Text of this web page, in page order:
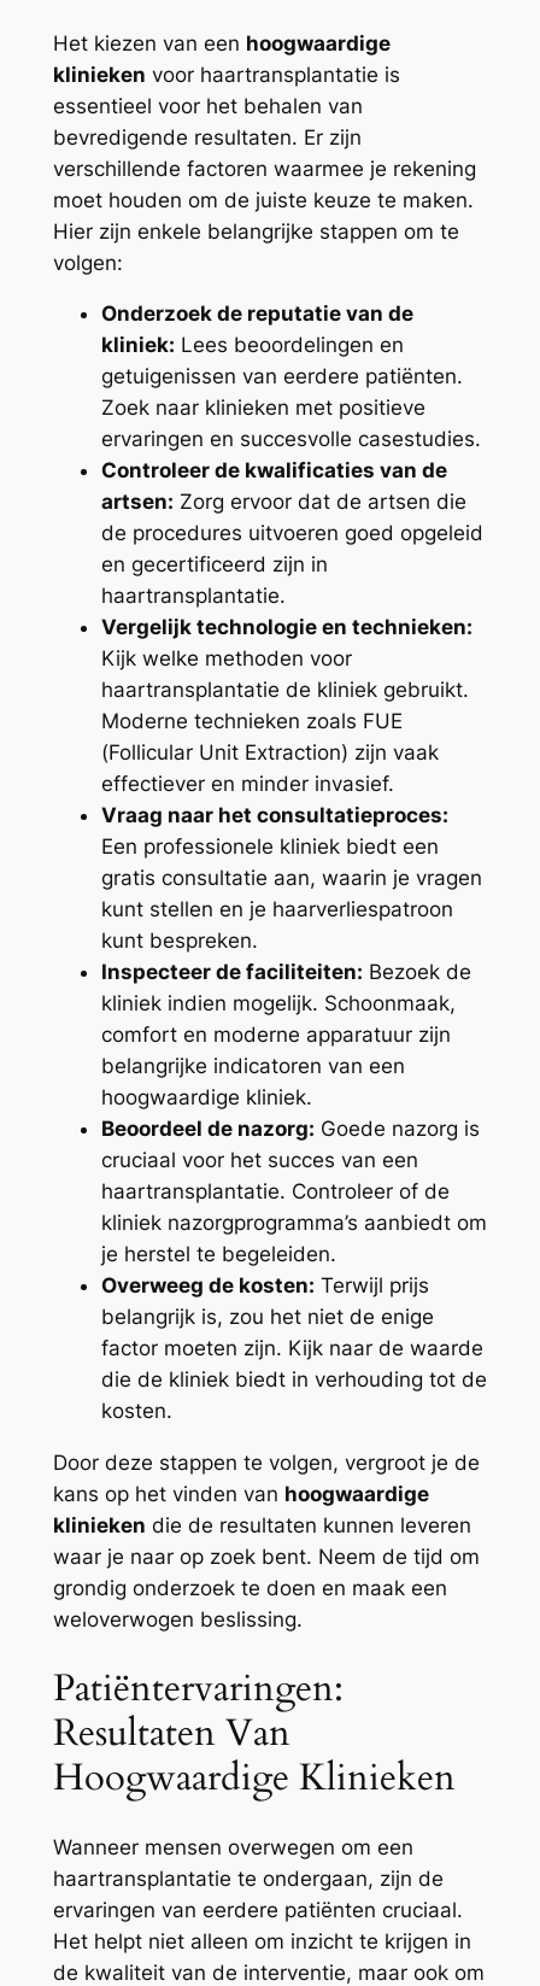
Het kiezen van een hoogwaardige
klinieken voor haartransplantatie is
essentieel voor het behalen van
bevredigende resultaten. Er zijn
verschillende factoren waarmee je rekening
moet houden om de juiste keuze te maken.
Hier zijn enkele belangrijke stappen om te
volgen:
Onderzoek de reputatie van de
kliniek: Lees beoordelingen en
getuigenissen van eerdere patiënten.
Zoek naar klinieken met positieve
ervaringen en succesvolle casestudies.
Controleer de kwalificaties van de
artsen: Zorg ervoor dat de artsen die
de procedures uitvoeren goed opgeleid
en gecertificeerd zijn in
haartransplantatie.
Vergelijk technologie en technieken:
Kijk welke methoden voor
haartransplantatie de kliniek gebruikt.
Moderne technieken zoals FUE
(Follicular Unit Extraction) zijn vaak
effectiever en minder invasief.
Vraag naar het consultatieproces:
Een professionele kliniek biedt een
gratis consultatie aan, waarin je vragen
kunt stellen en je haarverliespatroon
kunt bespreken.
Inspecteer de faciliteiten: Bezoek de
kliniek indien mogelijk. Schoonmaak,
comfort en moderne apparatuur zijn
belangrijke indicatoren van een
hoogwaardige kliniek.
Beoordeel de nazorg: Goede nazorg is
cruciaal voor het succes van een
haartransplantatie. Controleer of de
kliniek nazorgprogramma’s aanbiedt om
je herstel te begeleiden.
Overweeg de kosten: Terwijl prijs
belangrijk is, zou het niet de enige
factor moeten zijn. Kijk naar de waarde
die de kliniek biedt in verhouding tot de
kosten.
Door deze stappen te volgen, vergroot je de
kans op het vinden van hoogwaardige
klinieken die de resultaten kunnen leveren
waar je naar op zoek bent. Neem de tijd om
grondig onderzoek te doen en maak een
weloverwogen beslissing.
Patiëntervaringen:
Resultaten Van
Hoogwaardige Klinieken
Wanneer mensen overwegen om een
haartransplantatie te ondergaan, zijn de
ervaringen van eerdere patiënten cruciaal.
Het helpt niet alleen om inzicht te krijgen in
de kwaliteit van de interventie, maar ook om